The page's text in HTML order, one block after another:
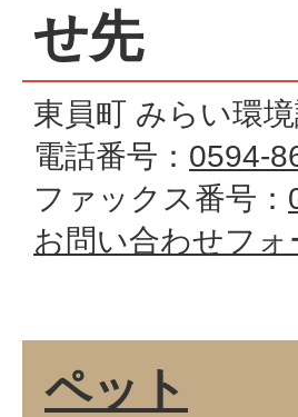
せ先
東員町 みらい環
電話番号： 0594-
ファックス番号：
お問い合わせフォ
ペット